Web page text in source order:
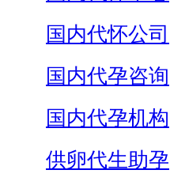
国内代怀公司
国内代孕咨询
国内代孕机构
供卵代生助孕